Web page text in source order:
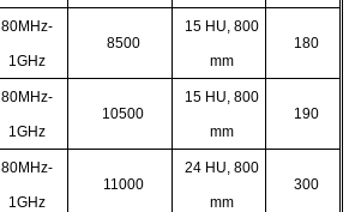
80MHz-
1GHz
8500
15 HU, 800
mm
180
80MHz-
1GHz
10500
15 HU, 800
mm
190
80MHz-
1GHz
11000
24 HU, 800
mm
300